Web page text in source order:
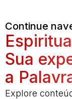
Continue
Sua
a
Explore